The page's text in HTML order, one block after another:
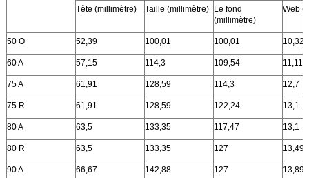
Tête (millimètre) Taille (millimètre) Le fond
(millimètre)
Web
50 O 52,39 100,01 100,01 10,32
60 A 57,15 114,3 109,54 11,11
75 A 61,91 128,59 114,3 12,7
75 R 61,91 128,59 122,24 13,1
80 A 63,5 133,35 117,47 13,1
80 R 63,5 133,35 127 13,49
90 A 66,67 142,88 127 13,89